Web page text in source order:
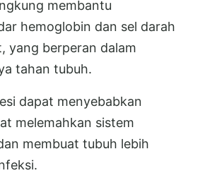
membantu
hemoglobin dan sel darah
yang berperan dalam
tahan tubuh.
dapat menyebabkan
melemahkan sistem
membuat tubuh lebih